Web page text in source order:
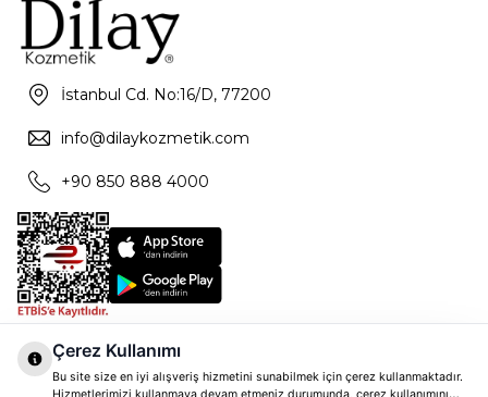
İstanbul Cd. No:16/D, 77200
info@dilaykozmetik.com
+90 850 888 4000
Çerez Kullanımı
Bu site size en iyi alışveriş hizmetini sunabilmek için çerez kullanmaktadır.